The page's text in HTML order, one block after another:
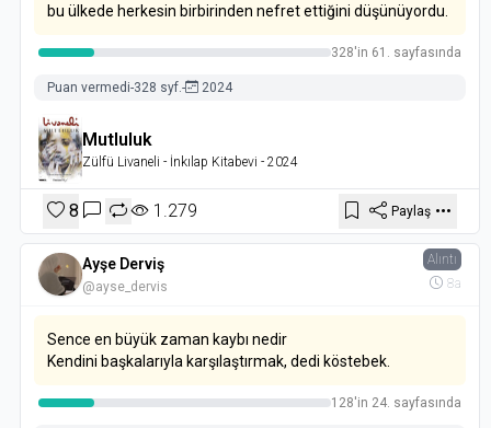
bu ülkede herkesin birbirinden nefret ettiğini düşünüyordu.
328'in 61. sayfasında
Puan vermedi-328 syf.- 2024
Mutluluk
Zülfü Livaneli - İnkılap Kitabevi - 2024
8 1.279 Paylaş
Ayşe Derviş
@ayse_dervis
Alıntı
8a
Sence en büyük zaman kaybı nedir
Kendini başkalarıyla karşılaştırmak, dedi köstebek.
128'in 24. sayfasında